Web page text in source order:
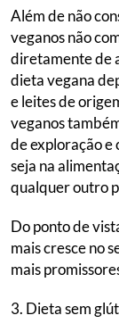
Além de não
veganos não
diretamente de
dieta vegana
e leites de
veganos
de exploração e
seja na
qualquer outro
Do ponto de
mais cresce no
mais
3. Dieta sem